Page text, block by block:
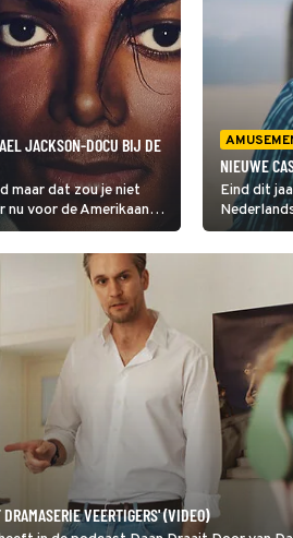
JACKSON-DOCU BIJ DE
maar dat zou je niet
nu voor de Amerikaanse
en de Netflix
Verdict presenteert
Jackson - Een
NIEUWE
Eind dit
Zee
VEERTIGERS' (VIDEO)